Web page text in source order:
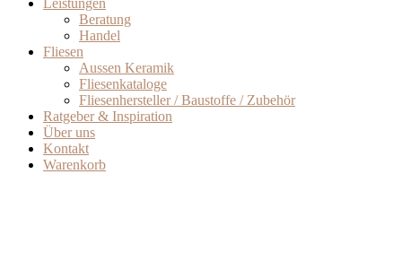
Leistungen
Beratung
Handel
Fliesen
Aussen Keramik
Fliesenkataloge
Fliesenhersteller / Baustoffe / Zubehör
Ratgeber & Inspiration
Über uns
Kontakt
Warenkorb